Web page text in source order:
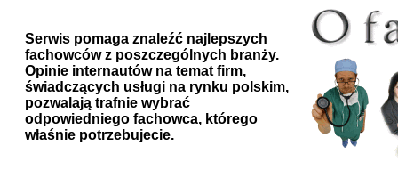
Serwis pomaga znaleźć najlepszych
fachowców z poszczególnych branży.
Opinie internautów na temat firm,
świadczących usługi na rynku polskim,
pozwalają trafnie wybrać
odpowiedniego fachowca, którego
właśnie potrzebujecie.